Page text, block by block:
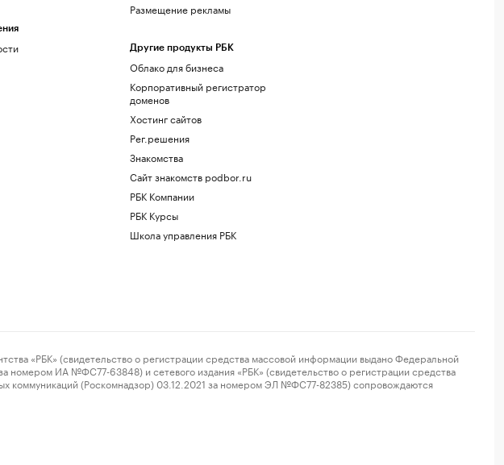
Размещение рекламы
Другие продукты РБК
Облако для бизнеса
Корпоративный регистратор
доменов
Хостинг сайтов
Рег.решения
Знакомства
Сайт знакомств podbor.ru
РБК Компании
РБК Курсы
Школа управления РБК
(свидетельство о регистрации средства массовой информации выдано Федеральной
номером ИА №ФС77-63848) и сетевого издания «РБК» (свидетельство о регистрации средства
коммуникаций (Роскомнадзор) 03.12.2021 за номером ЭЛ №ФС77-82385) сопровождаются